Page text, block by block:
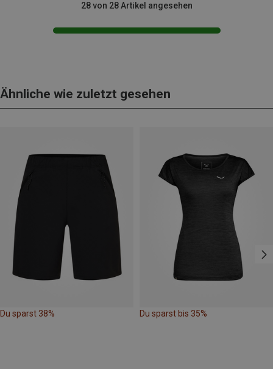
28 von 28 Artikel angesehen
Ähnliche wie zuletzt gesehen
Du sparst 38% Du sparst bis 35%